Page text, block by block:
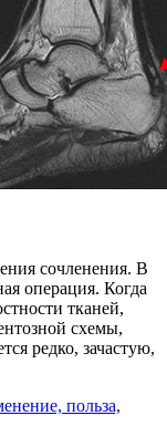
сочленения. В
операция. Когда
тканей,
схемы,
редко, зачастую,
польза,